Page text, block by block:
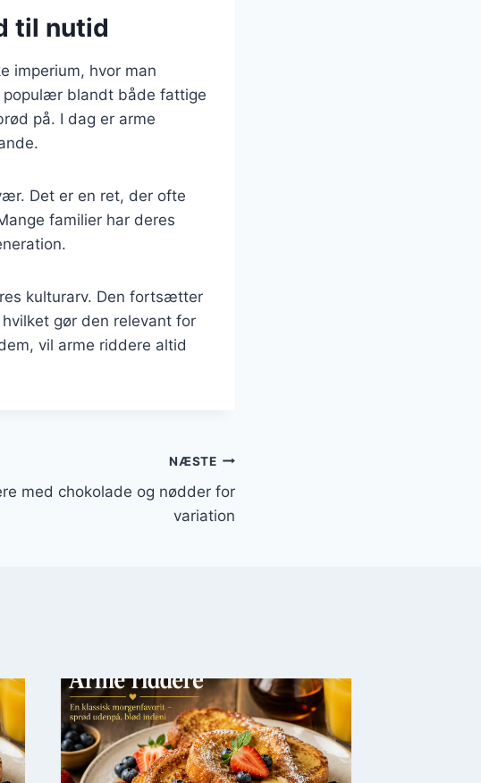
til nutid
imperium, hvor man
populær blandt både fattige
på. I dag er arme
Det er en ret, der ofte
familier har deres
kulturarv. Den fortsætter
gør den relevant for
vil arme riddere altid
NÆSTE
med chokolade og nødder for
variation